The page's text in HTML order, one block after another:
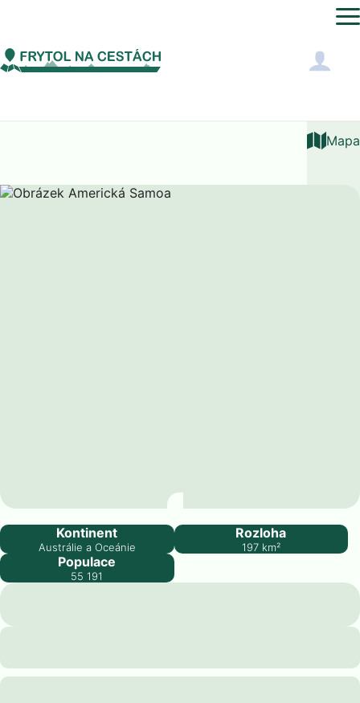
Austrálie a Oceánie
Mapa
Americká Samoa
Kontinent
Austrálie a Oceánie
Rozloha
197 km²
Populace
55 191